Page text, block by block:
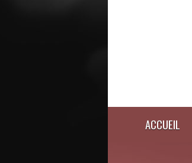
ACCUEIL